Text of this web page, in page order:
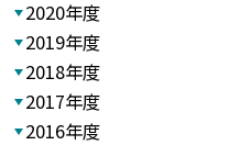
2020年度
2019年度
2018年度
2017年度
2016年度